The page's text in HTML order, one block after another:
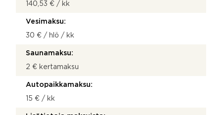
140,53 € / kk
Vesimaksu:
30 € / hlö / kk
Saunamaksu:
2 € kertamaksu
Autopaikkamaksu:
15 € / kk